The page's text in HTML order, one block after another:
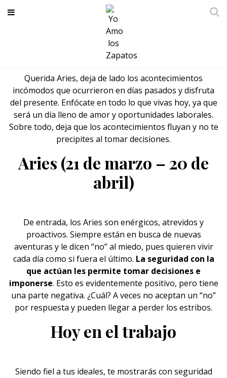
Si eres Aries, hoy tendrás un día
Querida Aries, deja de lado los acontecimientos
incómodos que ocurrieron en días pasados y disfruta
del presente. Enfócate en todo lo que vivas hoy, ya que
será un día lleno de amor y oportunidades laborales.
Sobre todo, deja que los acontecimientos fluyan y no te
precipites al tomar decisiones.
Aries (21 de marzo – 20 de
abril)
De entrada, los Aries son enérgicos, atrevidos y
proactivos. Siempre están en busca de nuevas
aventuras y le dicen “no” al miedo, pues quieren vivir
cada día como si fuera el último. La seguridad con la
que actúan les permite tomar decisiones e
imponerse. Esto es evidentemente positivo, pero tiene
una parte negativa. ¿Cuál? A veces no aceptan un “no”
por respuesta y pueden llegar a perder los estribos.
Hoy en el trabajo
Siendo fiel a tus ideales, te mostrarás con seguridad